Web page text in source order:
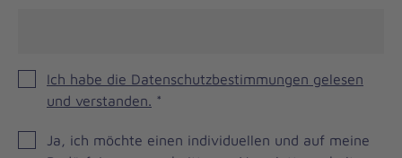
Ich habe die Datenschutzbestimmungen gelesen
und verstanden. *
Ja, ich möchte einen individuellen und auf meine